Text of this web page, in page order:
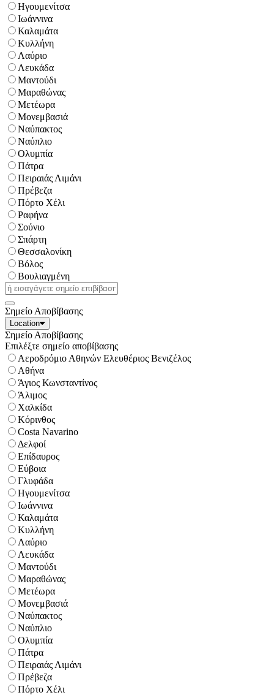
Ηγουμενίτσα
Ιωάννινα
Καλαμάτα
Κυλλήνη
Λαύριο
Λευκάδα
Μαντούδι
Μαραθώνας
Μετέωρα
Μονεμβασιά
Ναύπακτος
Ναύπλιο
Ολυμπία
Πάτρα
Πειραιάς Λιμάνι
Πρέβεζα
Πόρτο Χέλι
Ραφήνα
Σούνιο
Σπάρτη
Θεσσαλονίκη
Βόλος
Βουλιαγμένη
Σημείο Αποβίβασης
Location
Σημείο Αποβίβασης
Επιλέξτε σημείο αποβίβασης
Αεροδρόμιο Αθηνών Ελευθέριος Βενιζέλος
Αθήνα
Άγιος Κωνσταντίνος
Άλιμος
Χαλκίδα
Κόρινθος
Costa Navarino
Δελφοί
Επίδαυρος
Εύβοια
Γλυφάδα
Ηγουμενίτσα
Ιωάννινα
Καλαμάτα
Κυλλήνη
Λαύριο
Λευκάδα
Μαντούδι
Μαραθώνας
Μετέωρα
Μονεμβασιά
Ναύπακτος
Ναύπλιο
Ολυμπία
Πάτρα
Πειραιάς Λιμάνι
Πρέβεζα
Πόρτο Χέλι